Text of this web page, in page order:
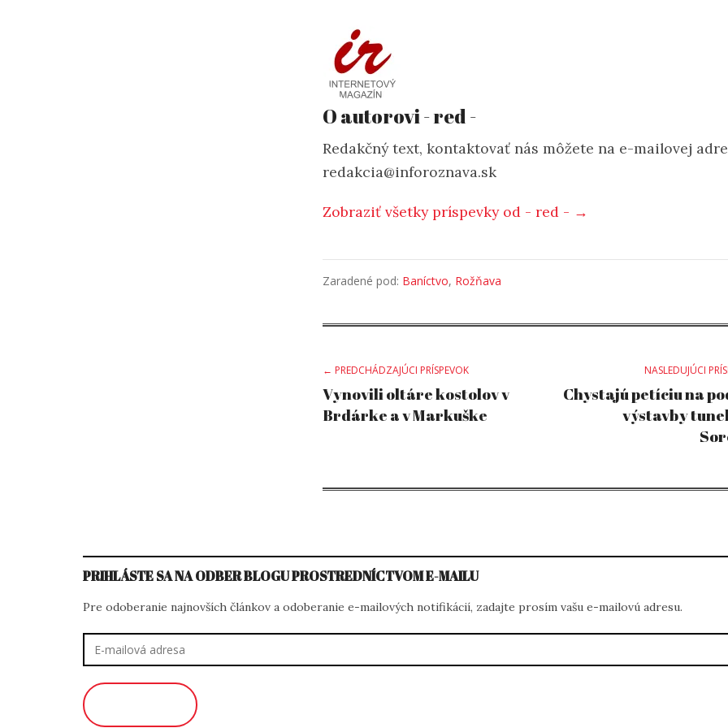
O autorovi - red -
Redakčný text, kontaktovať nás môžete na e-mailovej
redakcia@inforoznava.sk
Zobraziť všetky príspevky od - red - →
Zaradené pod: Baníctvo, Rožňava
Post
← PREDCHÁDZAJÚCI PRÍSPEVOK
Vynovili oltáre kostolov v
Brdárke a v Markuške
NASLEDUJÚCI
Chystajú petíciu na
výstavby
PRIHLÁSTE SA NA ODBER BLOGU PROSTREDNÍCTVOM E-MAILU
Pre odoberanie najnovších článkov a odoberanie e-mailových notifikácií, zadajte prosím vašu e-mailovú adresu.